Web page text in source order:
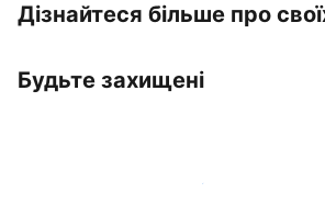
Дізнайтеся більше про
Будьте захищені
Зареєструвати помешкання вже